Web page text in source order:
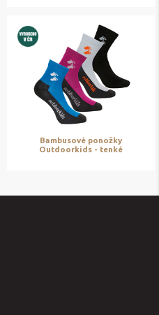
Bambusové ponožky
Outdoorkids - tenké